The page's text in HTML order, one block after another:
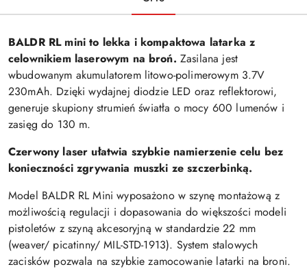
BALDR RL mini to lekka i kompaktowa latarka z
celownikiem laserowym na broń. Zasilana jest
wbudowanym akumulatorem litowo-polimerowym 3.7V
230mAh. Dzięki wydajnej diodzie LED oraz reflektorowi,
generuje skupiony strumień światła o mocy 600 lumenów i
zasięg do 130 m.
Czerwony laser ułatwia szybkie namierzenie celu bez
konieczności zgrywania muszki ze szczerbinką.
Model BALDR RL Mini wyposażono w szynę montażową z
możliwością regulacji i dopasowania do większości modeli
pistoletów z szyną akcesoryjną w standardzie 22 mm
(weaver/ picatinny/ MIL-STD-1913). System stalowych
zacisków pozwala na szybkie zamocowanie latarki na broni.